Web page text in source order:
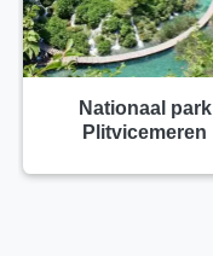
Nationaal park
Plitvicemeren